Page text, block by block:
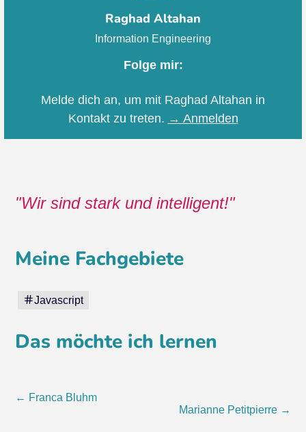
Raghad Altahan
Information Engineering
Folge mir:
Melde dich an, um mit Raghad Altahan in
Kontakt zu treten. → Anmelden
Wir sind stark und intelligent!
Meine Fachgebiete
Javascript
Das möchte ich lernen
Beitragsnavigation
← Franca Bluhm
Marianne Petitpierre →